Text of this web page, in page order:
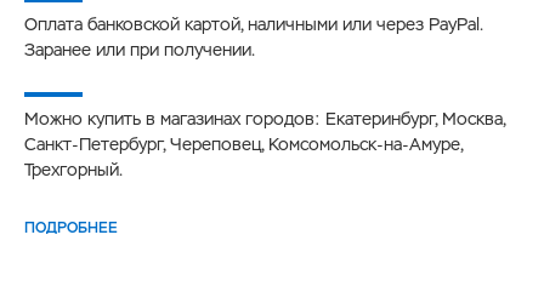
Оплата банковской картой, наличными или через PayPal.
Заранее или при получении.
Можно купить в магазинах городов: Екатеринбург, Москва,
Санкт-Петербург, Череповец, Комсомольск-на-Амуре,
Трехгорный.
ПОДРОБНЕЕ